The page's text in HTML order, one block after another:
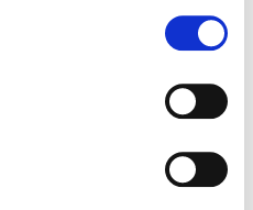
einer Aufgabe werden,
verursachen, als dass